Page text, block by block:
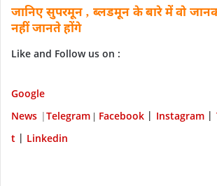
जानिए सुपरमून ‚ ब्लडमून के बारे में वो
नहीं जानते होंगे
Like and Follow us on :
Google
News |Telegram Facebook| Instagram|
t
Linkedin